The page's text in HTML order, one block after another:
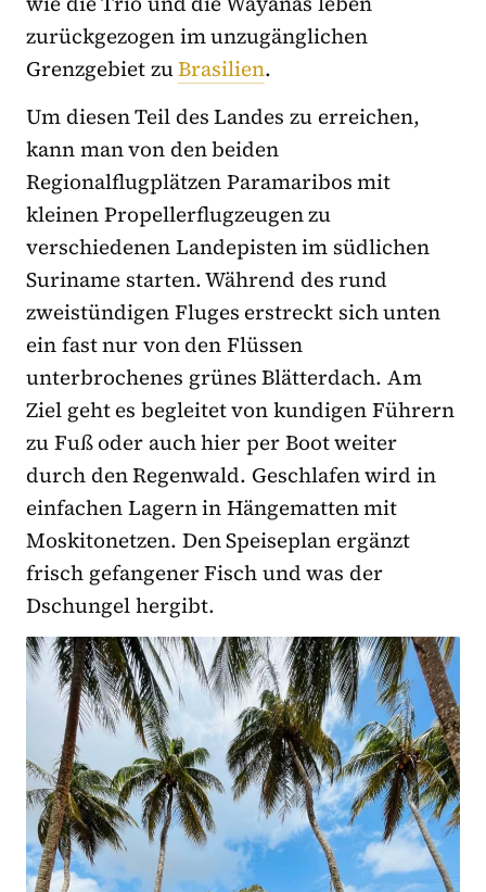
zurückgezogen im unzugänglichen
Grenzgebiet zuBrasilien.
Um diesen Teil des Landes zu erreichen,
kann man von den beiden
Regionalflugplätzen Paramaribos mit
kleinen Propellerflugzeugen zu
verschiedenen Landepisten im südlichen
Suriname starten. Während des rund
zweistündigen Fluges erstreckt sich unten
ein fast nur von den Flüssen
unterbrochenes grünes Blätterdach. Am
Ziel geht es begleitet von kundigen Führern
zu Fuß oder auch hier per Boot weiter
durch den Regenwald. Geschlafen wird in
einfachen Lagern in Hängematten mit
Moskitonetzen. Den Speiseplan ergänzt
frisch gefangener Fisch und was der
Dschungel hergibt.